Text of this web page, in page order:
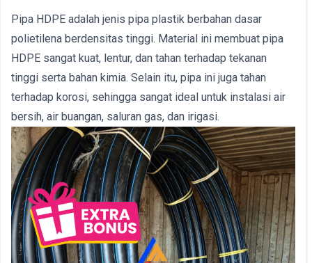
Pipa HDPE adalah jenis pipa plastik berbahan dasar
polietilena berdensitas tinggi. Material ini membuat pipa
HDPE sangat kuat, lentur, dan tahan terhadap tekanan
tinggi serta bahan kimia. Selain itu, pipa ini juga tahan
terhadap korosi, sehingga sangat ideal untuk instalasi air
bersih, air buangan, saluran gas, dan irigasi.